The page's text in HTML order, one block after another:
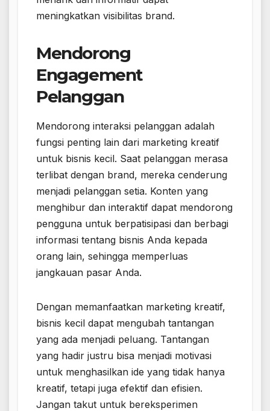
meningkatkan visibilitas brand.
Mendorong
Engagement
Pelanggan
Mendorong interaksi pelanggan adalah
fungsi penting lain dari marketing kreatif
untuk bisnis kecil. Saat pelanggan merasa
terlibat dengan brand, mereka cenderung
menjadi pelanggan setia. Konten yang
menghibur dan interaktif dapat mendorong
pengguna untuk berpatisipasi dan berbagi
informasi tentang bisnis Anda kepada
orang lain, sehingga memperluas
jangkauan pasar Anda.
Dengan memanfaatkan marketing kreatif,
bisnis kecil dapat mengubah tantangan
yang ada menjadi peluang. Tantangan
yang hadir justru bisa menjadi motivasi
untuk menghasilkan ide yang tidak hanya
kreatif, tetapi juga efektif dan efisien.
Jangan takut untuk bereksperimen